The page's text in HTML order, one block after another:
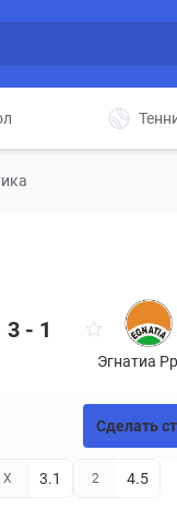
3 - 1
Эгнатиа
Сделать
X 3.1 2 4.5